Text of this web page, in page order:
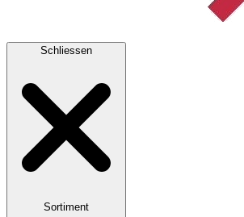
Schliessen
Sortiment